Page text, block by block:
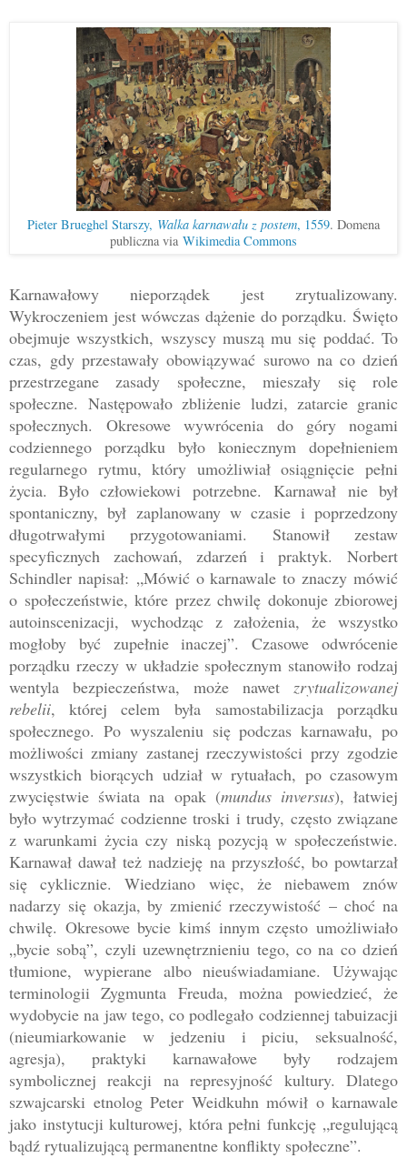
Pieter Brueghel Starszy, Walka karnawału z postem, 1559. Domena
publiczna via Wikimedia Commons
Karnawałowy nieporządek jest zrytualizowany.
Wykroczeniem jest wówczas dążenie do porządku. Święto
obejmuje wszystkich, wszyscy muszą mu się poddać. To
czas, gdy przestawały obowiązywać surowo na co dzień
przestrzegane zasady społeczne, mieszały się role
społeczne.Następowało zbliżenie ludzi, zatarcie granic
społecznych.Okresowe wywrócenia do góry nogami
codziennego porządku było koniecznym dopełnieniem
regularnego rytmu, który umożliwiał osiągnięcie pełni
życia. Było człowiekowi potrzebne. Karnawał nie był
spontaniczny, był zaplanowany w czasie i poprzedzony
długotrwałymi przygotowaniami. Stanowił zestaw
specyficznych zachowań, zdarzeń i praktyk.Norbert
Schindler napisał: „Mówić o karnawale to znaczy mówić
o społeczeństwie, które przez chwilę dokonuje zbiorowej
autoinscenizacji, wychodząc z założenia, że wszystko
mogłoby być zupełnie inaczej”. Czasowe odwrócenie
porządku rzeczy w układzie społecznym stanowiło rodzaj
wentyla bezpieczeństwa, może nawet zrytualizowanej
rebelii, której celem była samostabilizacja porządku
społecznego. Po wyszaleniu się podczas karnawału, po
możliwości zmiany zastanej rzeczywistości przy zgodzie
wszystkich biorących udział w rytuałach, po czasowym
zwycięstwie świata na opak (mundus inversus), łatwiej
było wytrzymać codzienne troski i trudy, często związane
z warunkami życia czy niską pozycją w społeczeństwie.
Karnawał dawał też nadzieję na przyszłość, bo powtarzał
się cyklicznie. Wiedziano więc, że niebawem znów
nadarzy się okazja, by zmienić rzeczywistość –choć na
chwilę. Okresowe bycie kimś innym często umożliwiało
„bycie sobą”, czyli uzewnętrznieniu tego, co na co dzień
tłumione, wypierane albo nieuświadamiane. Używając
terminologii Zygmunta Freuda, można powiedzieć, że
wydobycie na jaw tego, co podlegało codziennej tabuizacji
(nieumiarkowanie w jedzeniu i piciu, seksualność,
agresja), praktyki karnawałowe były rodzajem
symbolicznej reakcji na represyjność kultury. Dlatego
szwajcarski etnolog Peter Weidkuhn mówił o karnawale
jako instytucji kulturowej, która pełni funkcję „regulującą
bądź rytualizującą permanentne konflikty społeczne”.